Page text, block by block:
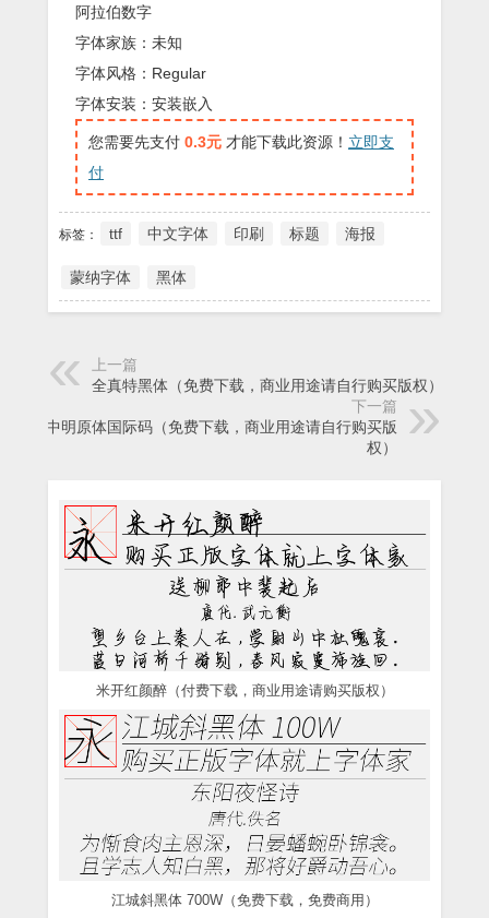
阿拉伯数字
字体家族：未知
字体风格：Regular
字体安装：安装嵌入
您需要先支付 0.3元 才能下载此资源！ 立即支
付
标签： ttf 中文字体 印刷 标题 海报
蒙纳字体 黑体
上一篇
全真特黑体（免费下载，商业用途请自行购买版权）
下一篇
金梅中明原体国际码（免费下载，商业用途请自行购买版
权）
米开红颜醉（付费下载，商业用途请购买版权）
江城斜黑体 700W（免费下载，免费商用）